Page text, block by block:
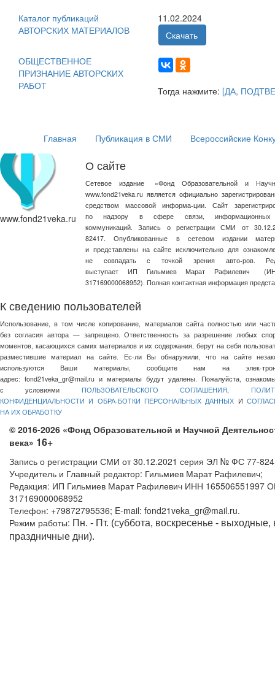
Каталог публикаций
АВТОРСКИХ МАТЕРИАЛОВ
ОБЩЕСТВЕННОЕ
ПРИЗНАНИЕ АВТОРСКИХ
РАБОТ
11.02.2024
Скачать
Тогда нажмите: [ДА,
Главная Публикация в СМИ Всероссийские
www.fond21veka.ru
О сайте
Сетевое издание «Фонд Образовательной и
www.fond21veka.ru является официально
средством массовой информа-ции. Сайт
по надзору в сфере связи, информационных
коммуникаций. Запись о регистрации СМИ от
82417. Опубликованные в сетевом издании
и представлены на сайте исключительно для
не совпадать с точкой зрения авто-ров.
выступает ИП Гильмиев Марат Рафилевич
317169000068952). Полная контактная информация
К сведению пользователей
Использование, в том числе копирование, материалов сайта полностью или
без согласия автора — запрещено. Ответственность за разрешение любых
моментов, касающихся самих материалов и их содержания, берут на себя
разместившие материал на сайте. Ес-ли Вы обнаружили, что на сайте
используются Ваши материалы, сообщите нам на элек-
адрес: fond21veka_gr@mail.ru и материалы будут удалены. Пожалуйста,
с условиями ПОЛЬЗОВАТЕЛЬСКОГО СОГЛАШЕНИЯ,
КОНФИДЕНЦИАЛЬНОСТИ И ОБРА-БОТКИ ПЕРСОНАЛЬНЫХ ДАННЫХ И
НА ИХ ОБРАБОТКУ
© 2016-2026 «Фонд Образовательной и Научной
века» 16+
Запись о регистрации СМИ от 30.12.2021 серия ЭЛ № ФС 77-
Учредитель и Главный редактор: Гильмиев Марат Рафилевич;
Редакция: ИП Гильмиев Марат Рафилевич ИНН 165506551997
317169000068952
Телефон: +79872795536; E-mail: fond21veka_gr@mail.ru.
Режим работы: Пн. - Пт. (суббота, воскресенье - выходные,
праздничные дни).